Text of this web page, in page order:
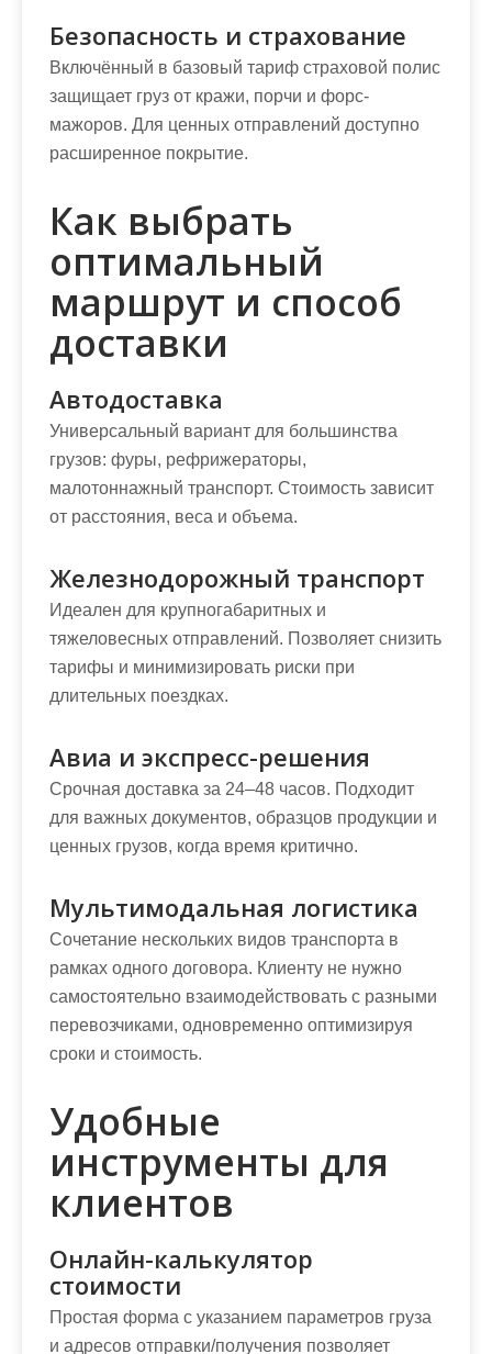
Безопасность и страхование
Включённый в базовый тариф страховой полис
защищает груз от кражи, порчи и форс-
мажоров. Для ценных отправлений доступно
расширенное покрытие.
Как выбрать
оптимальный
маршрут и способ
доставки
Автодоставка
Универсальный вариант для большинства
грузов: фуры, рефрижераторы,
малотоннажный транспорт. Стоимость зависит
от расстояния, веса и объема.
Железнодорожный транспорт
Идеален для крупногабаритных и
тяжеловесных отправлений. Позволяет снизить
тарифы и минимизировать риски при
длительных поездках.
Авиа и экспресс-решения
Срочная доставка за 24–48 часов. Подходит
для важных документов, образцов продукции и
ценных грузов, когда время критично.
Мультимодальная логистика
Сочетание нескольких видов транспорта в
рамках одного договора. Клиенту не нужно
самостоятельно взаимодействовать с разными
перевозчиками, одновременно оптимизируя
сроки и стоимость.
Удобные
инструменты для
клиентов
Онлайн-калькулятор
стоимости
Простая форма с указанием параметров груза
и адресов отправки/получения позволяет